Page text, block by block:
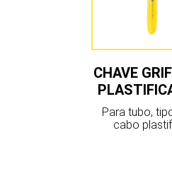
CHAVE
Para tubo,
cabo